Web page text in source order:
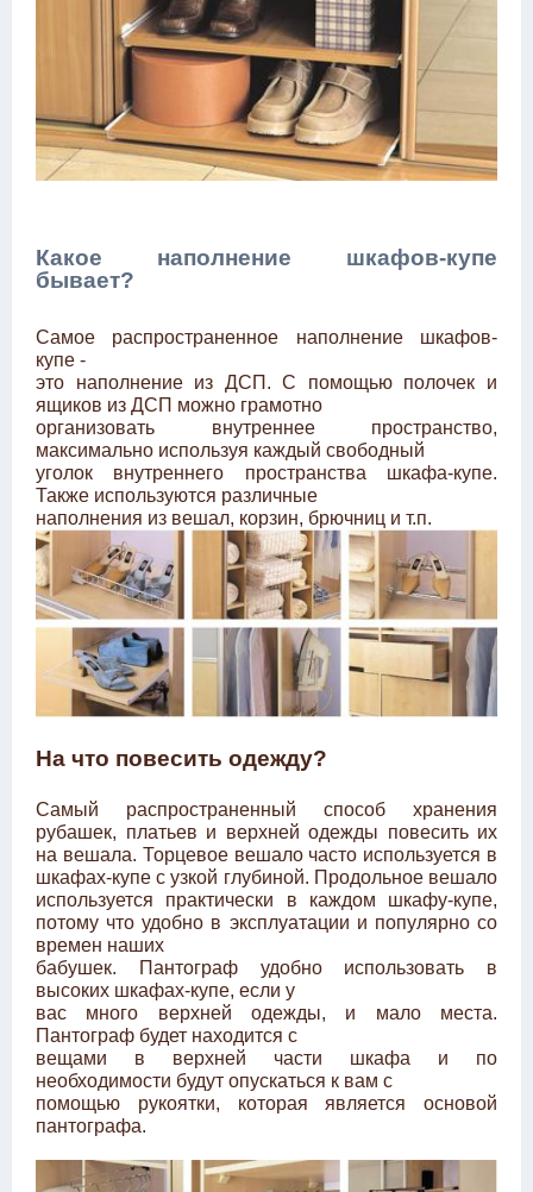
Какое наполнение шкафов-купе
бывает?
Самое распространенное наполнение шкафов-
купе -
это наполнение из ДСП. С помощью полочек и
ящиков из ДСП можно грамотно
организовать внутреннее пространство,
максимально используя каждый свободный
уголок внутреннего пространства шкафа-купе.
Также используются различные
наполнения из вешал, корзин, брючниц и т.п.
На что повесить одежду?
Самый распространенный способ хранения
рубашек, платьев и верхней одежды повесить их
на вешала. Торцевое вешало часто используется в
шкафах-купе с узкой глубиной. Продольное вешало
используется практически в каждом шкафу-купе,
потому что удобно в эксплуатации и популярно со
времен наших
бабушек. Пантограф удобно использовать в
высоких шкафах-купе, если у
вас много верхней одежды, и мало места.
Пантограф будет находится с
вещами в верхней части шкафа и по
необходимости будут опускаться к вам с
помощью рукоятки, которая является основой
пантографа.